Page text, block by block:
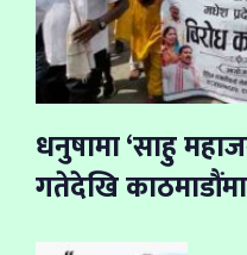
धनुषामा ‘साहु
गतेदेखि